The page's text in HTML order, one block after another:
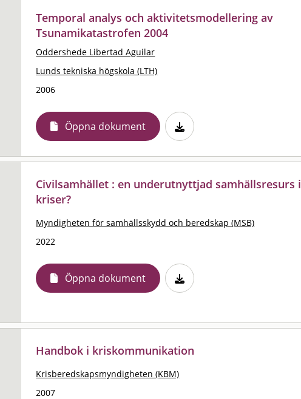
Temporal analys och aktivitetsmodellering av
Tsunamikatastrofen 2004
Oddershede Libertad Aguilar
Lunds tekniska högskola (LTH)
2006
Öppna dokument
Civilsamhället : en underutnyttjad samhällsresurs i
kriser?
Myndigheten för samhällsskydd och beredskap (MSB)
2022
Öppna dokument
Handbok i kriskommunikation
Krisberedskapsmyndigheten (KBM)
2007